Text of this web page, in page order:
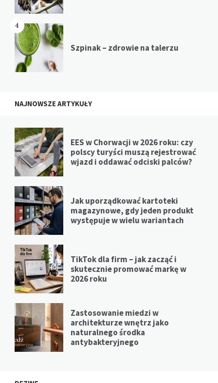
4
Szpinak – zdrowie na talerzu
NAJNOWSZE ARTYKUŁY
EES w Chorwacji w 2026 roku: czy
polscy turyści muszą rejestrować
wjazd i oddawać odciski palców?
Jak uporządkować kartoteki
magazynowe, gdy jeden produkt
występuje w wielu wariantach
TikTok dla firm – jak zacząć i
skutecznie promować markę w
2026 roku
Zastosowanie miedzi w
architekturze wnętrz jako
naturalnego środka
antybakteryjnego